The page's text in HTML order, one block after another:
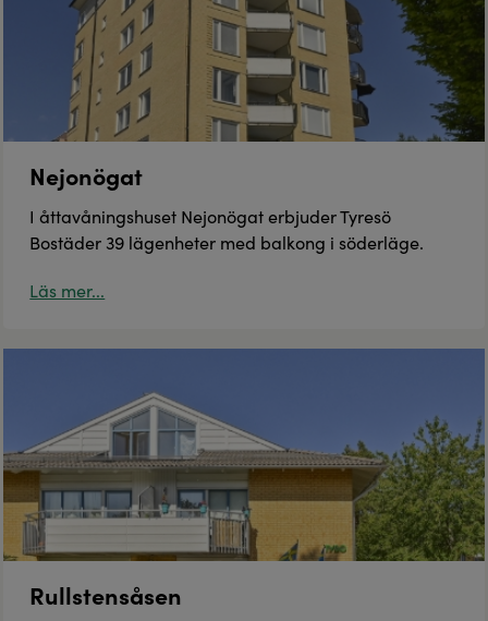
Nejonögat
I åttavåningshuset Nejonögat erbjuder Tyresö
Bostäder 39 lägenheter med balkong i söderläge.
Läs mer...
Rullstensåsen